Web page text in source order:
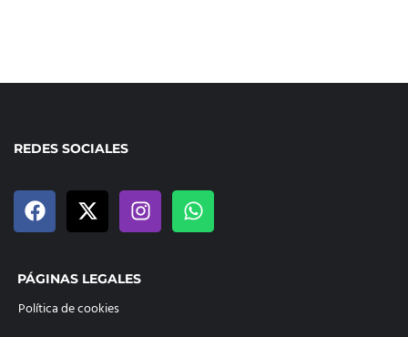
REDES SOCIALES
PÁGINAS LEGALES
Política de cookies